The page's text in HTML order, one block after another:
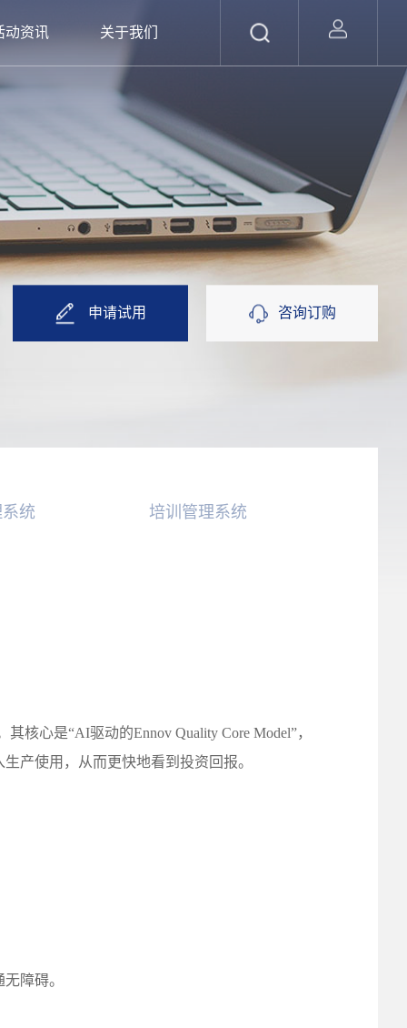
动资讯 关于我们
咨询订购
申请试用
统 培训管理系统
核心是“AI驱动的Ennov Quality Core Model”，
产使用，从而更快地看到投资回报。
障碍。